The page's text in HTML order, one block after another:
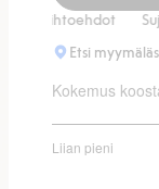
Sujuva
Etsi
Kokemus
Liian pieni
/